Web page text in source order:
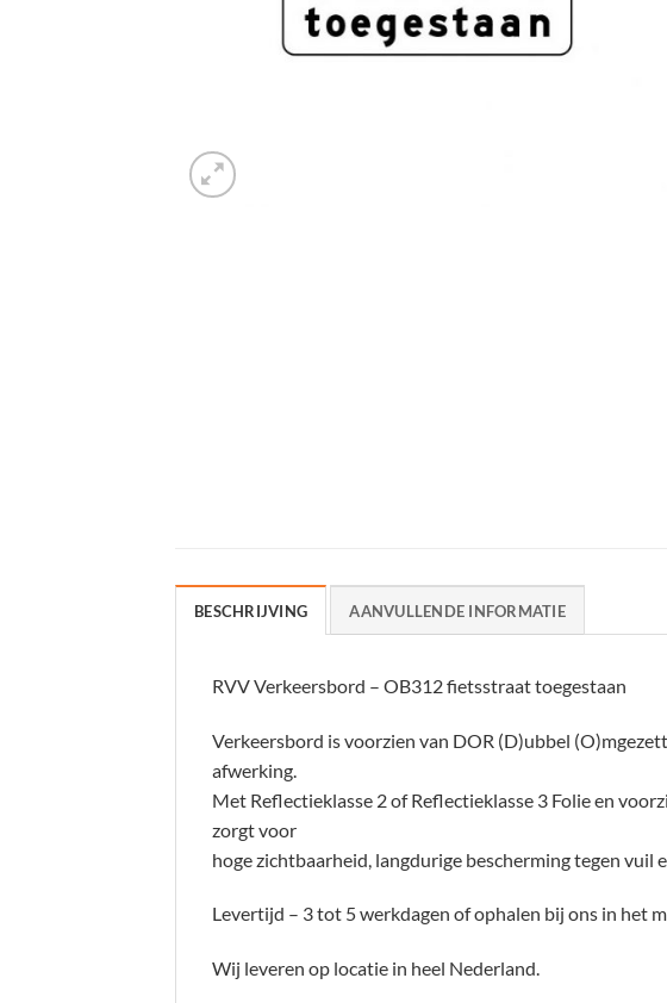
BESCHRIJVING AANVULLENDE INFORMATIE
RVV Verkeersbord – OB312 fietsstraat toegestaan
Verkeersbord is voorzien van DOR (D)ubbel
afwerking.
Met Reflectieklasse 2 of Reflectieklasse 3 Folie en
zorgt voor
hoge zichtbaarheid, langdurige bescherming tegen vuil
Levertijd – 3 tot 5 werkdagen of ophalen bij ons in het
Wij leveren op locatie in heel Nederland.